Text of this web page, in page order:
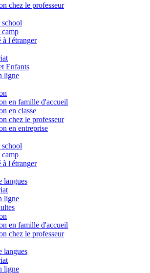
chez le professeur
school
camp
à l'étranger
Enfants
ligne
en famille d'accueil
en classe
chez le professeur
en entreprise
school
camp
à l'étranger
langues
ligne
en famille d'accueil
chez le professeur
langues
ligne